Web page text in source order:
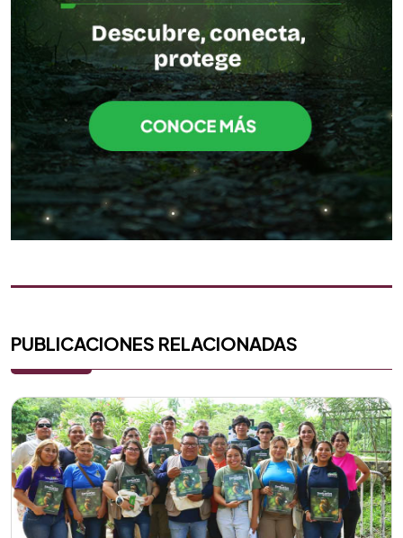
PUBLICACIONES RELACIONADAS